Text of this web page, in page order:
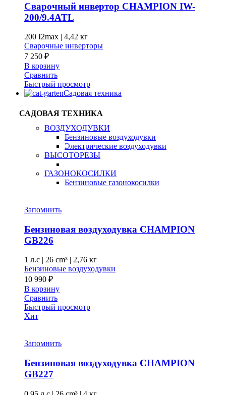
Сварочный инвертор CHAMPION IW-
200/9.4ATL
200 I2max
4,42 кг
Сварочные инверторы
7 250 ₽
В корзину
Сравнить
Быстрый просмотр
Садовая техника
САДОВАЯ ТЕХНИКА
ВОЗДУХОДУВКИ
Бензиновые воздуходувки
Электрические воздуходувки
ВЫСОТОРЕЗЫ
ГАЗОНОКОСИЛКИ
Бензиновые газонокосилки
Запомнить
Бензиновая воздуходувка CHAMPION
GB226
1 л.с | 26 cm³ | 2,76 кг
Бензиновые воздуходувки
10 990 ₽
В корзину
Сравнить
Быстрый просмотр
Хит
Запомнить
Бензиновая воздуходувка CHAMPION
GB227